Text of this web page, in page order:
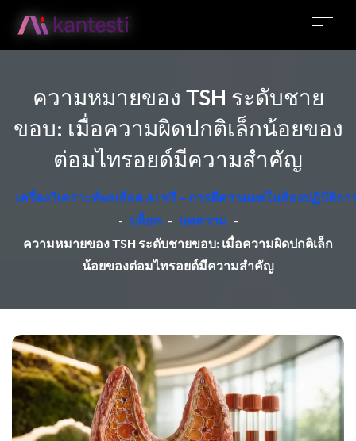
ความหมายของ TSH ระดับชาย
ขอบ: เมื่อความผิดปกติเล็กน้อยของ
ต่อมไทรอยด์มีความสำคัญ
เครื่องวิเคราะห์ผลเลือด AI ฟรี – การตีความผลในห้องปฏิบัติก
- บล็อก - บทความ -
ความหมายของ TSH ระดับชายขอบ: เมื่อความผิดปกติเล็ก
น้อยของต่อมไทรอยด์มีความสำคัญ